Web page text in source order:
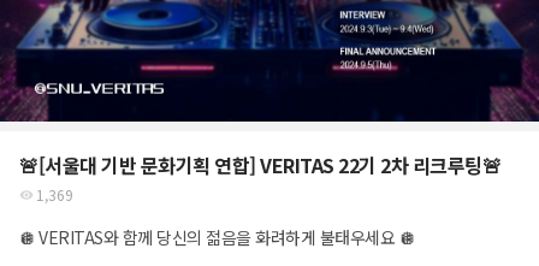
🚨[서울대 기반 문화기획 연합] VERITAS 22기 2차 리크루팅🚨
1,369
🪩 VERITAS와 함께 당신의 젊음을 화려하게 불태우세요 🪩